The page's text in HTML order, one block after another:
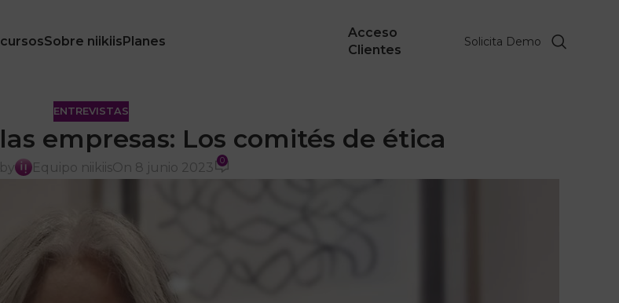
Sobre niikiisPlanes
Acceso
Clientes
Solicita Demo
ENTREVISTAS
empresas: Los comités de ética
Equipo niikiisOn 8 junio 2023 0